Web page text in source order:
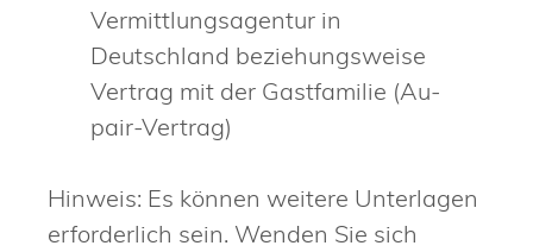
Vermittlungsagentur in
Deutschland beziehungsweise
Vertrag mit der Gastfamilie (Au-
pair-Vertrag)
Hinweis: Es können weitere Unterlagen
erforderlich sein. Wenden Sie sich